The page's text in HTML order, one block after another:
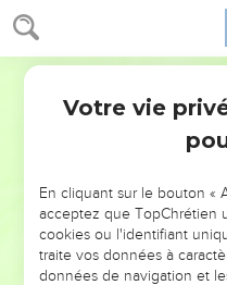
NE MANQUEZ
DE
ET SI LEURS ERREURS
Votre vie
En cliquant sur le bouton «
acceptez que TopChrétien
cookies ou l'identifiant
traite vos données à
données de navigation et